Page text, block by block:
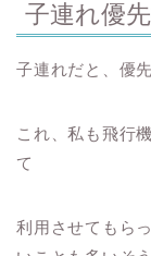
子連れ優
子連れだと、優
これ、私も飛行
て
利用させてもら